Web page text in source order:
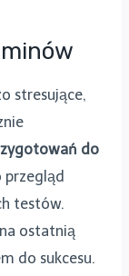
stresujące,
do
przegląd
testów.
ostatnią
do sukcesu.